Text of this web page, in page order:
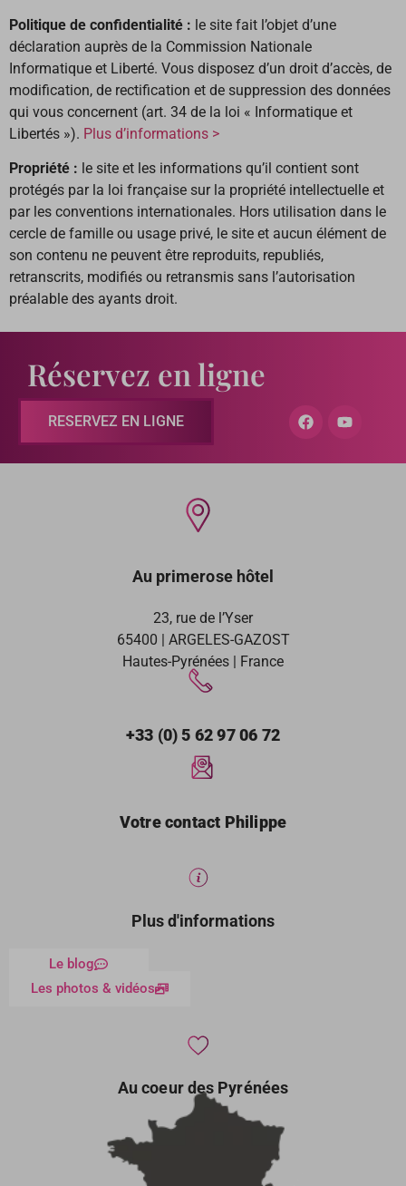
Politique de confidentialité : le site fait l’objet d’une
déclaration auprès de la Commission Nationale
Informatique et Liberté. Vous disposez d’un droit d’accès, de
modification, de rectification et de suppression des données
qui vous concernent (art. 34 de la loi « Informatique et
Libertés »). Plus d’informations >
Propriété : le site et les informations qu’il contient sont
protégés par la loi française sur la propriété intellectuelle et
par les conventions internationales. Hors utilisation dans le
cercle de famille ou usage privé, le site et aucun élément de
son contenu ne peuvent être reproduits, republiés,
retranscrits, modifiés ou retransmis sans l’autorisation
préalable des ayants droit.
Réservez en ligne
RESERVEZ EN LIGNE
Au primerose hôtel
23, rue de l’Yser
65400 | ARGELES-GAZOST
Hautes-Pyrénées | France
+33 (0) 5 62 97 06 72
Votre contact Philippe
Plus d'informations
Le blog
Les photos & vidéos
Au coeur des Pyrénées